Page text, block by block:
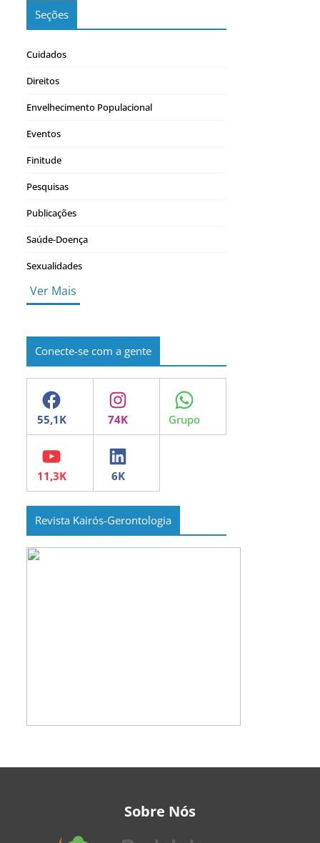
Seções
Cuidados
Direitos
Envelhecimento Populacional
Eventos
Finitude
Pesquisas
Publicações
Saúde-Doença
Sexualidades
Ver Mais
Conecte-se com a gente
Facebook Instagram WhatsApp
YouTube LinkedIn
Revista Kairós-Gerontologia
Sobre Nós